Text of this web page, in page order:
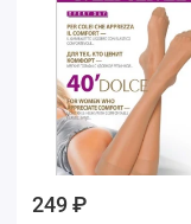
249 ₽